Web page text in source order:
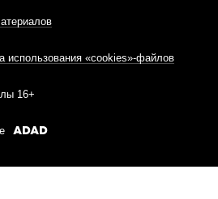
использования «cookies»-файлов
16+